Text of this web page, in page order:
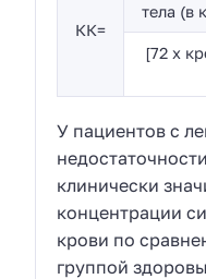
КК=
тела (в
[72 x
У пациентов с
клинически
концентрации
крови по
группой